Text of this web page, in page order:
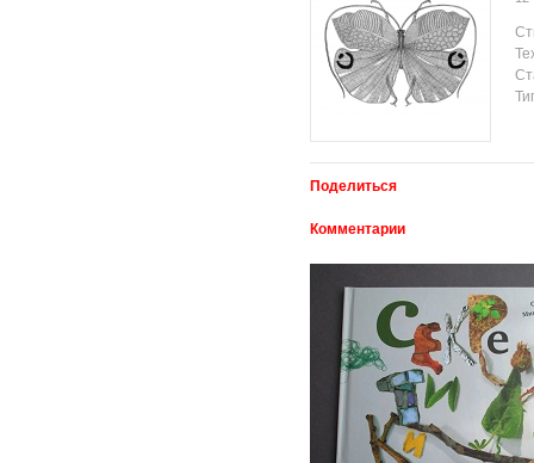
Поделиться
Комментарии